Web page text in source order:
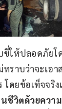
ขี่ให้ปลอดภัยโ
ทราบว่าจะเอ
โดยข้อเท็จจริง
ชีวิตด้วยควา